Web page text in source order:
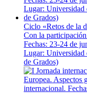
Ciclo «Retos de la
Con la
Fechas: 23-24 de
Lugar: Universidad
de Grados)